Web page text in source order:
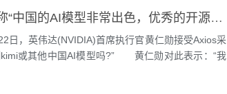
黄仁勋反对美国限制中国AI模型，称“中国的AI模型非常出色，优秀的开源模型理应得到使用”
，英伟达(NVIDIA)首席执行官黄仁勋接受Axios采
kimi或其他中国AI模型吗?” 黄仁勋对此表示：“我